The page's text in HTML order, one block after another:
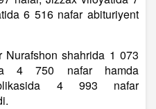
6 516 nafar abituriyent
Nurafshon shahrida 1 073
4 750 nafar hamda
4 993 nafar